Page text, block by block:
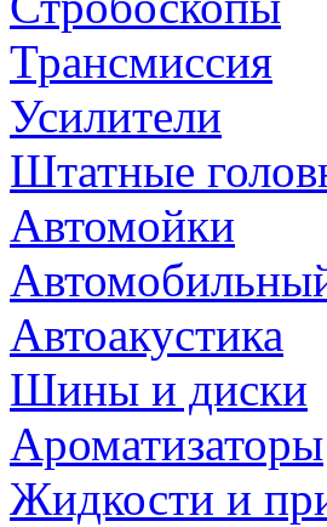
Трансмиссия
Усилители
Штатные
Автомойки
Автоакустика
Шины и диски
Ароматизаторы
Жидкости и